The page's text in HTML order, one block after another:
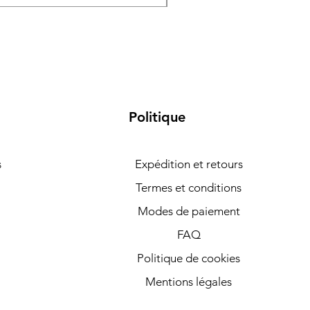
Politique
Expédition et retours
Termes et conditions
Modes de paiement
FAQ
Politique de cookies
Mentions légales